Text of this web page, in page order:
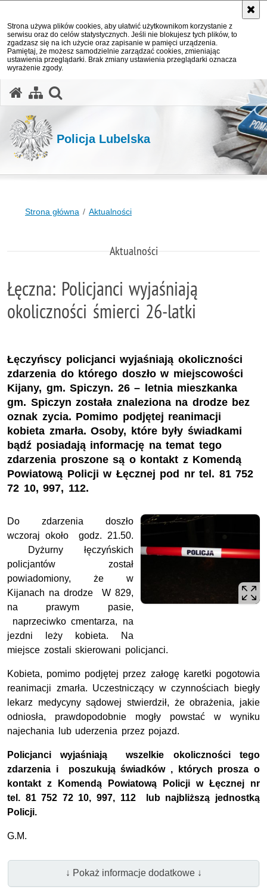
Strona używa plików cookies, aby ułatwić użytkownikom korzystanie z
serwisu oraz do celów statystycznych. Jeśli nie blokujesz tych plików, to
zgadzasz się na ich użycie oraz zapisanie w pamięci urządzenia.
Pamiętaj, że możesz samodzielnie zarządzać cookies, zmieniając
ustawienia przeglądarki. Brak zmiany ustawienia przeglądarki oznacza
wyrażenie zgody.
Policja Lubelska
Strona główna Aktualności
Aktualności
Łęczna: Policjanci wyjaśniają
okoliczności śmierci 26-latki
Łęczyńscy policjanci wyjaśniają okoliczności
zdarzenia do którego doszło w miejscowości
Kijany, gm. Spiczyn. 26 – letnia mieszkanka
gm. Spiczyn została znaleziona na drodze bez
oznak zycia. Pomimo podjętej reanimacji
kobieta zmarła. Osoby, które były świadkami
bądź posiadają informację na temat tego
zdarzenia proszone są o kontakt z Komendą
Powiatową Policji w Łęcznej pod nr tel. 81 752
72 10, 997, 112.
Do zdarzenia doszło
wczoraj około godz. 21.50.
Dyżurny łęczyńskich
policjantów został
powiadomiony, że w
Kijanach na drodze W 829,
na prawym pasie,
naprzeciwko cmentarza, na
jezdni leży kobieta. Na
miejsce zostali skierowani policjanci.
Kobieta, pomimo podjętej przez załogę karetki pogotowia
reanimacji zmarła. Uczestniczący w czynnościach biegły
lekarz medycyny sądowej stwierdził, że obrażenia, jakie
odniosła, prawdopodobnie mogły powstać w wyniku
najechania lub uderzenia przez pojazd.
Policjanci wyjaśniają wszelkie okoliczności tego
zdarzenia i
poszukują świadków , których prosza o
kontakt z Komendą Powiatową Policji w Łęcznej nr
tel. 81 752 72 10, 997, 112 lub najbliższą jednostką
Policji.
G.M.
↓ Pokaż informacje dodatkowe ↓